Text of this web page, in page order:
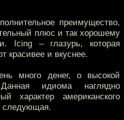
преимущество,
плюс и так хорошему
Icing – глазурь, которая
красивее и вкуснее.
много денег, о высокой
идиома наглядно
характер американского
следующая.